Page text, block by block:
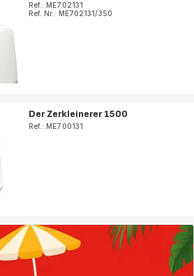
Ref.: ME702131
Ref. Nr.: ME702131/350
Der Zerkleinerer 1500
Ref.: ME700131